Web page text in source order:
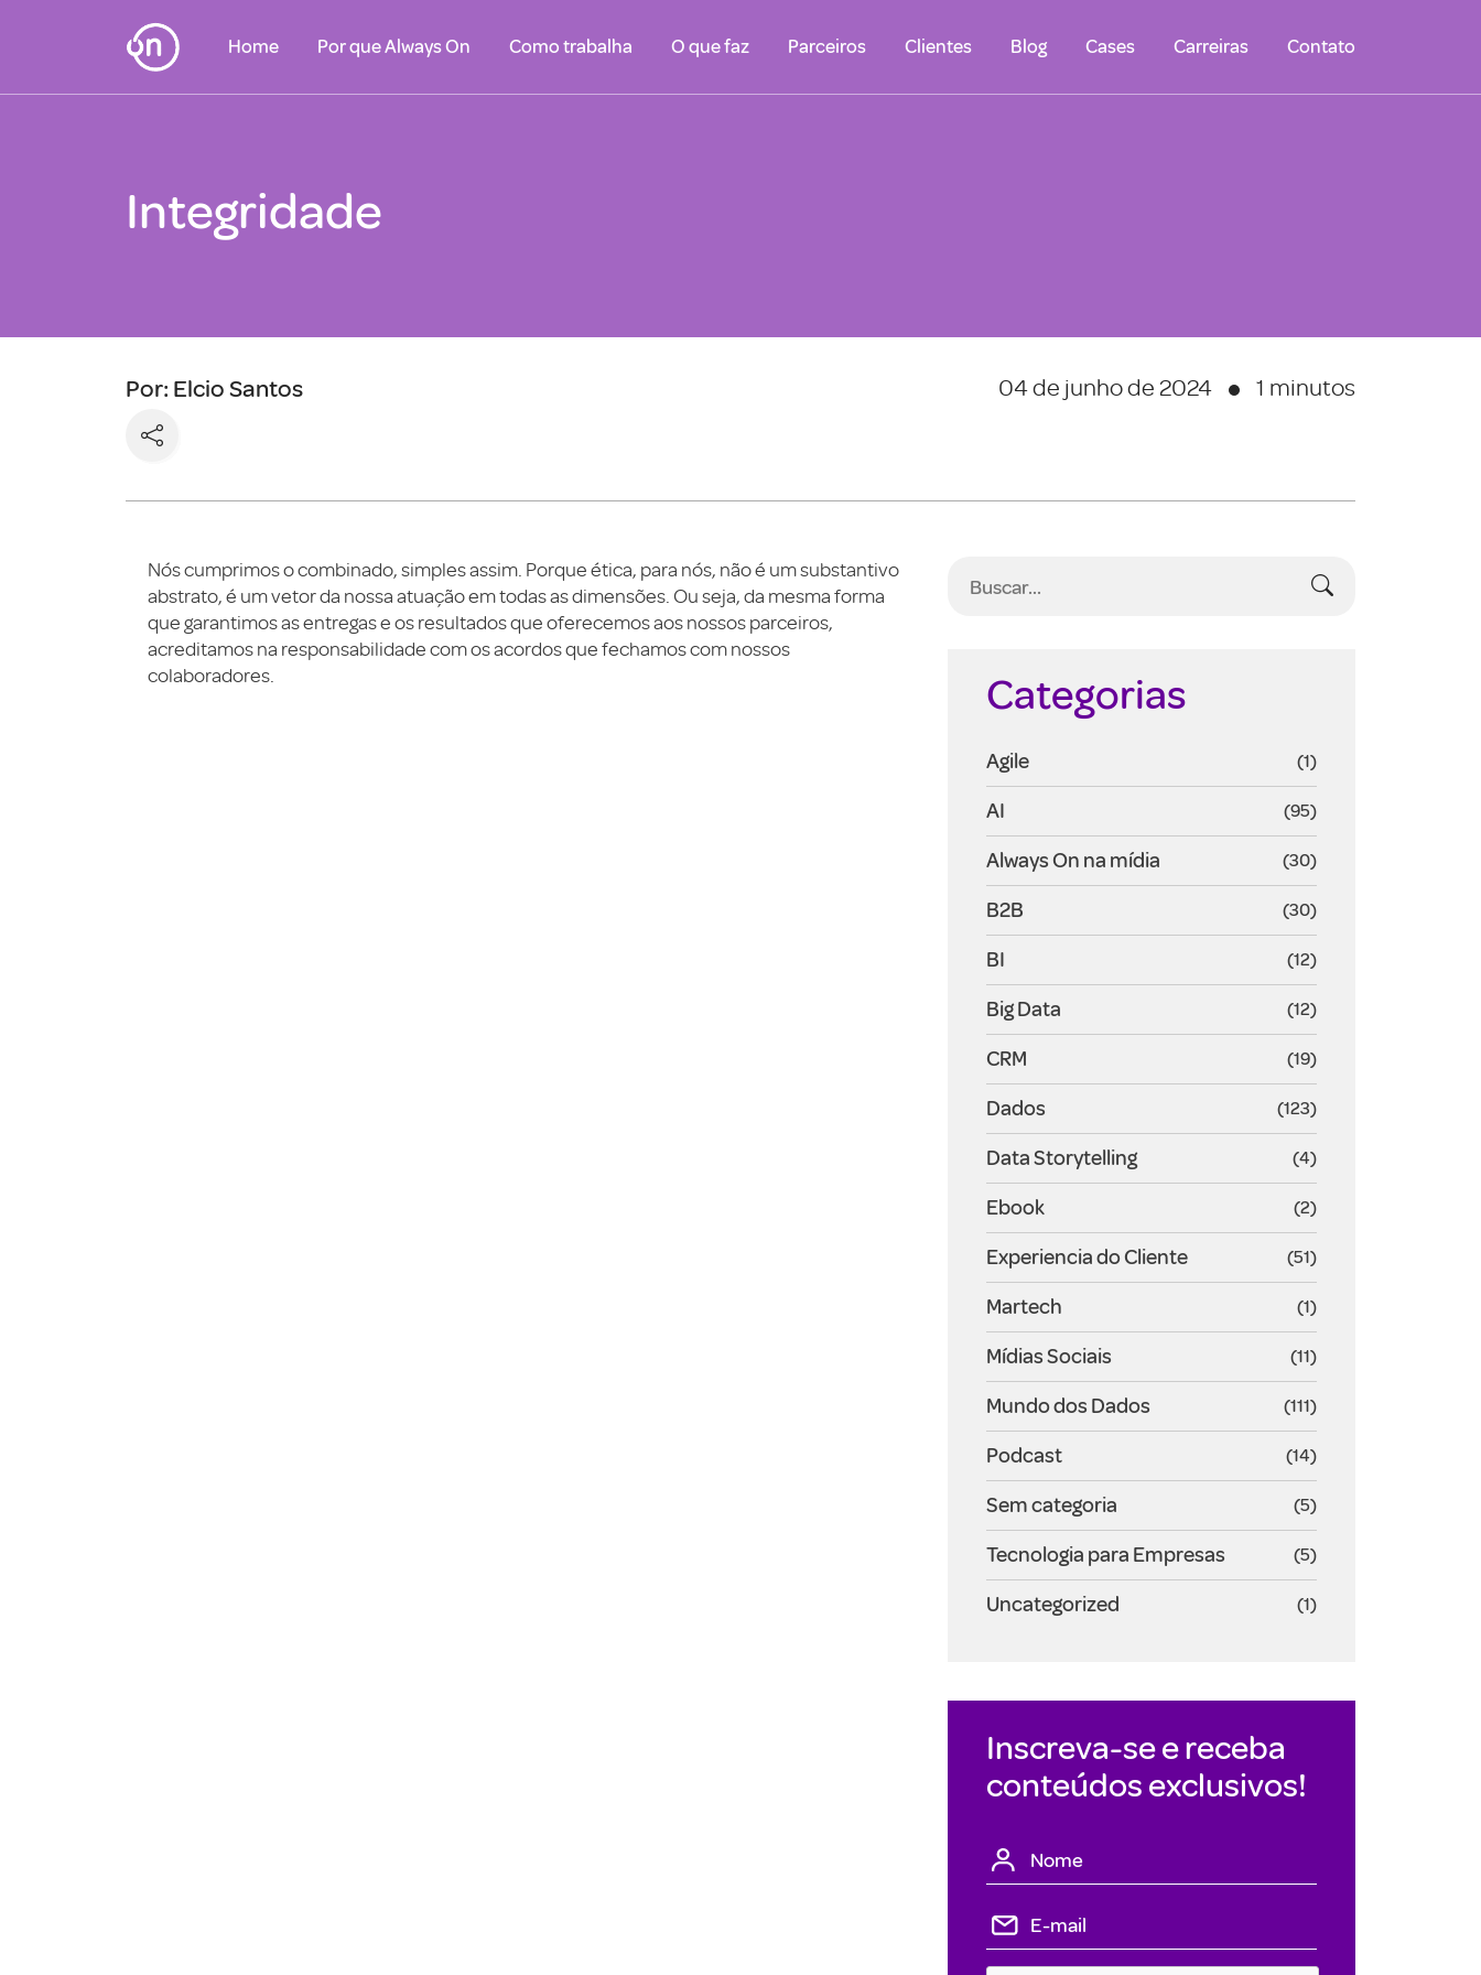
Home Por que Always On Como trabalha O que faz Parceiros Clientes Blog Cases Carreiras Contato
Integridade
Por: Elcio Santos 04 de junho de 2024 1 minutos
Nós cumprimos o combinado, simples assim. Porque ética, para nós, não é um substantivo
abstrato, é um vetor da nossa atuação em todas as dimensões. Ou seja, da mesma forma
que garantimos as entregas e os resultados que oferecemos aos nossos parceiros,
acreditamos na responsabilidade com os acordos que fechamos com nossos
colaboradores.
Categorias
Agile (1)
AI (95)
Always On na mídia (30)
B2B (30)
BI (12)
Big Data (12)
CRM (19)
Dados (123)
Data Storytelling (4)
Ebook (2)
Experiencia do Cliente (51)
Martech (1)
Mídias Sociais (11)
Mundo dos Dados (111)
Podcast (14)
Sem categoria (5)
Tecnologia para Empresas (5)
Uncategorized (1)
Inscreva-se e receba
conteúdos exclusivos!